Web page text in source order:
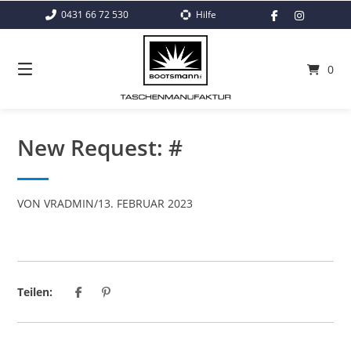
0431 66 72 530 Hilfe
0
New Request: #
VONVRADMIN/13. FEBRUAR 2023
Teilen: